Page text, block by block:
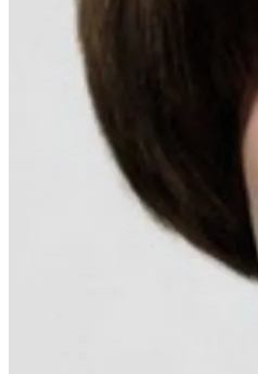
Ваша Любовь
Энергии Или
Суде И